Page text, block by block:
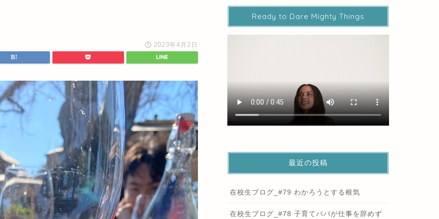
2023年4月2日
Ready to Dare Mighty Things
最近の投稿
在校生ブログ_#79 わかろうとする根気
在校生ブログ_#78 子育てパパが仕事を辞めず